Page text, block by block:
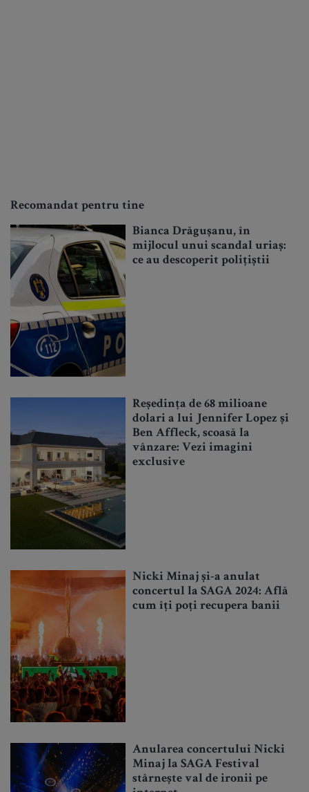
Recomandat pentru tine
Bianca Drăgușanu, în
mijlocul unui scandal uriaș:
ce au descoperit polițiștii
Reședința de 68 milioane
dolari a lui Jennifer Lopez și
Ben Affleck, scoasă la
vânzare: Vezi imagini
exclusive
Nicki Minaj și-a anulat
concertul la SAGA 2024: Află
cum îți poți recupera banii
Anularea concertului Nicki
Minaj la SAGA Festival
stârnește val de ironii pe